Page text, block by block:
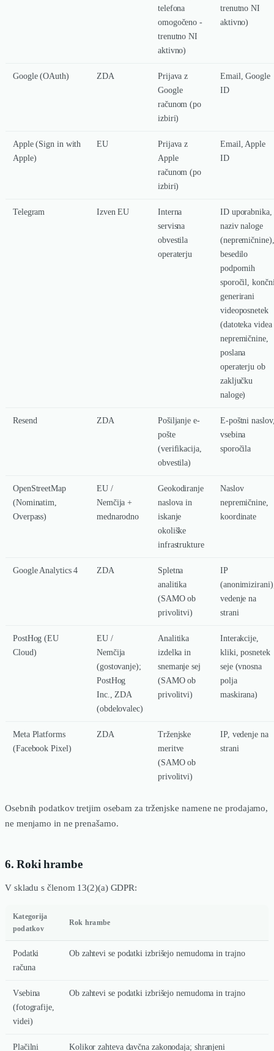
telefona
omogočeno -
trenutno NI
aktivno)
trenutno NI
aktivno)
Google (OAuth) ZDA
Prijava z
Google
računom (po
izbiri)
Email, Google
ID
Apple (Sign in with
Apple)
EU
Prijava z
Apple
računom (po
izbiri)
Email, Apple
ID
Telegram Izven EU
Interna
servisna
obvestila
operaterju
ID uporabnika,
naziv naloge
(nepremičnine),
besedilo
podpornih
sporočil,
generirani
videoposnetek
(datoteka videa
nepremičnine,
poslana
operaterju ob
zaključku
naloge)
Resend ZDA
Pošiljanje e-
pošte
(verifikacija,
obvestila)
E-poštni
vsebina
sporočila
OpenStreetMap
(Nominatim,
Overpass)
EU /
Nemčija +
mednarodno
Geokodiranje
naslova in
iskanje
okoliške
infrastrukture
Naslov
nepremičnine,
koordinate
Google Analytics 4 ZDA
Spletna
analitika
(SAMO ob
privolitvi)
IP
vedenje na
strani
PostHog (EU
Cloud)
EU /
Nemčija
(gostovanje);
PostHog
Inc., ZDA
(obdelovalec)
Analitika
izdelka in
snemanje sej
(SAMO ob
privolitvi)
Interakcije,
kliki, posnetek
seje (vnosna
polja
maskirana)
Meta Platforms
(Facebook Pixel)
ZDA
Trženjske
meritve
(SAMO ob
privolitvi)
IP, vedenje na
strani
Osebnih podatkov tretjim osebam za trženjske namene ne prodajamo,
ne menjamo in ne prenašamo.
6. Roki hrambe
V skladu s členom 13(2)(a) GDPR:
Kategorija
podatkov
Rok hrambe
Podatki
računa
Ob zahtevi se podatki izbrišejo nemudoma in trajno
Vsebina
(fotografije,
videi)
Ob zahtevi se podatki izbrišejo nemudoma in trajno
Plačilni Kolikor zahteva davčna zakonodaja; shranjeni